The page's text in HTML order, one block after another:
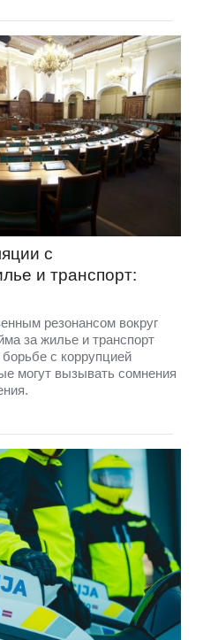
с
и транспорт:
резонансом вокруг
за жилье и транспорт
с коррупцией
могут вызывать сомнения